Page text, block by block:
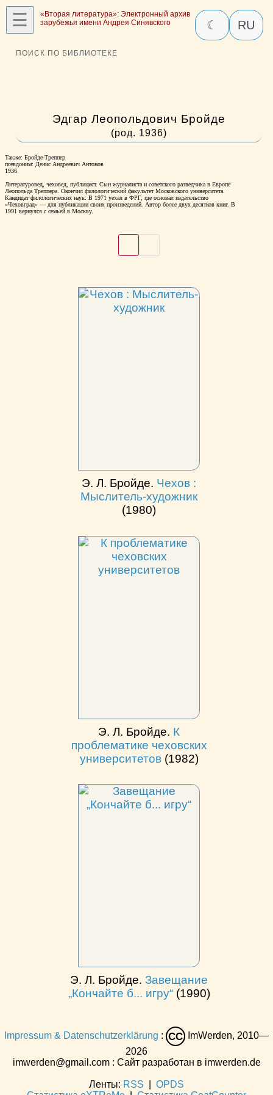
☰
«Вторая литература»: Электронный архив
зарубежья имени Андрея Синявского
☾ RU
ПОИСК ПО БИБЛИОТЕКЕ
Эдгар Леопольдович Бройде
(род. 1936)
Также: Бройде-Треппер
псевдоним: Денис Андреевич Антонов
1936
Литературовед, чеховед, публицист. Сын журналиста и советского разведчика в Европе
Леопольда Треппера. Окончил филологический факультет Московского университета.
Кандидат филологических наук. В 1971 уехал в ФРГ, где основал издательство
«Чеховград» — для публикации своих произведений. Автор более двух десятков книг. В
1991 вернулся с семьей в Москву.
Э. Л. Бройде. Чехов :
Мыслитель-художник
(1980)
Э. Л. Бройде. К
проблематике чеховских
университетов (1982)
Э. Л. Бройде. Завещание
„Кончайте б... игру“ (1990)
Impressum & Datenschutzerklärung : CC
ImWerden, 2010—
2026
imwerden@gmail.com : Сайт разработан в imwerden.de
Ленты: RSS
OPDS